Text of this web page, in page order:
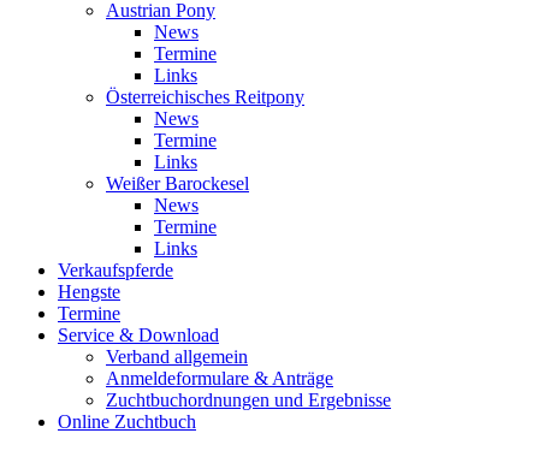
Austrian Pony
News
Termine
Links
Österreichisches Reitpony
News
Termine
Links
Weißer Barockesel
News
Termine
Links
Verkaufspferde
Hengste
Termine
Service & Download
Verband allgemein
Anmeldeformulare & Anträge
Zuchtbuchordnungen und Ergebnisse
Online Zuchtbuch